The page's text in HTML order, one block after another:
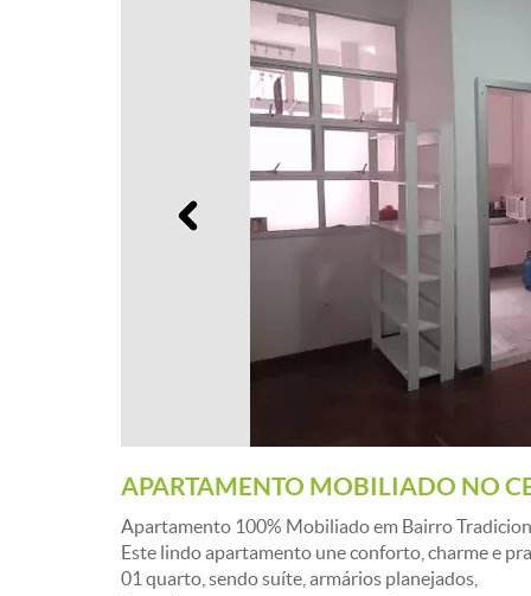
APARTAMENTO MOBILIADO NO
Apartamento 100% Mobiliado em Bairro
Este lindo apartamento une conforto, charme e
01 quarto, sendo suíte, armários planejados,